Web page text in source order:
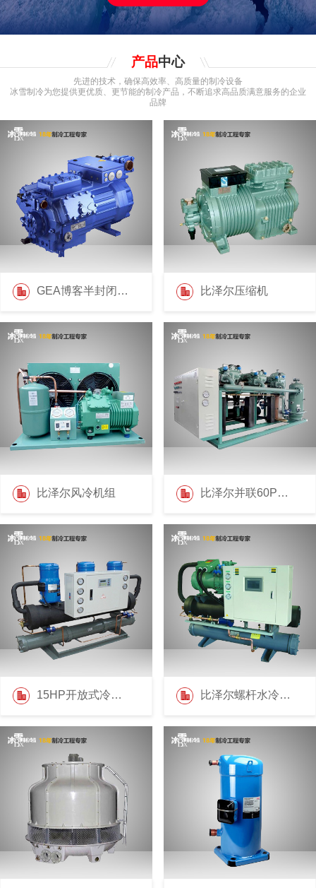
产品中心
先进的技术，确保高效率、高质量的制冷设备
冰雪制冷为您提供更优质、更节能的制冷产品，不断追求高品质满意服务的企业
品牌
GEA博客半封闭压缩机 比泽尔压缩机
比泽尔风冷机组 比泽尔并联60P机组
15HP开放式冷水机 比泽尔螺杆水冷机组